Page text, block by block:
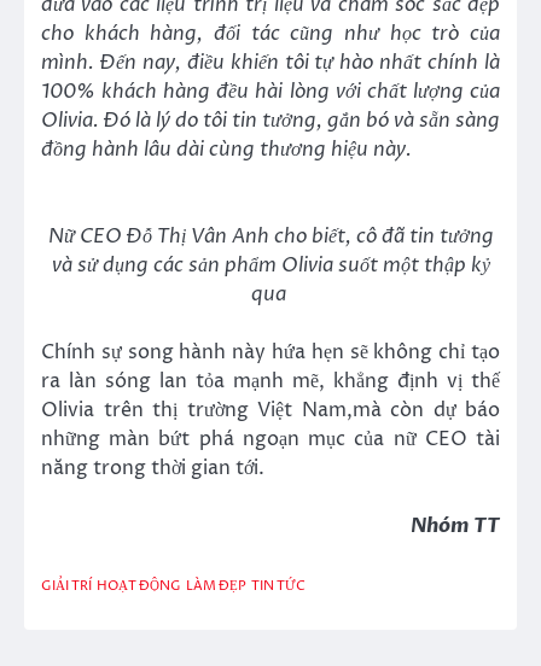
cho khách hàng, đối tác cũng như học trò của
mình. Đến nay, điều khiến tôi tự hào nhất chính là
100% khách hàng đều hài lòng với chất lượng của
Olivia. Đó là lý do tôi tin tưởng, gắn bó và sẵn sàng
đồng hành lâu dài cùng thương hiệu này.
Nữ CEO Đỗ Thị Vân Anh cho biết, cô đã tin tưởng
và sử dụng các sản phẩm Olivia suốt một thập kỷ
qua
Chính sự song hành này hứa hẹn sẽ không chỉ tạo
ra làn sóng lan tỏa mạnh mẽ, khẳng định vị thế
Olivia trên thị trường Việt Nam,mà còn dự báo
những màn bứt phá ngoạn mục của nữ CEO tài
năng trong thời gian tới.
Nhóm TT
GIẢI TRÍ HOẠT ĐỘNG LÀM ĐẸP TIN TỨC